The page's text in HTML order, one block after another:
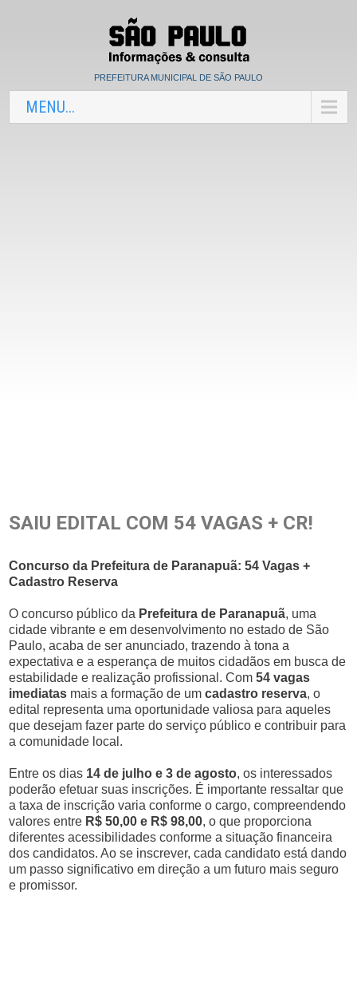
PREFEITURA MUNICIPAL DE SÃO PAULO
MENU...
SAIU EDITAL COM 54 VAGAS + CR!
Concurso da Prefeitura de Paranapuã: 54 Vagas +
Cadastro Reserva
O concurso público da Prefeitura de Paranapuã, uma
cidade vibrante e em desenvolvimento no estado de São
Paulo, acaba de ser anunciado, trazendo à tona a
expectativa e a esperança de muitos cidadãos em busca de
estabilidade e realização profissional. Com54 vagas
imediatas mais a formação de umcadastro reserva, o
edital representa uma oportunidade valiosa para aqueles
que desejam fazer parte do serviço público e contribuir para
a comunidade local.
Entre os dias 14 de julho e 3 de agosto, os interessados
poderão efetuar suas inscrições. É importante ressaltar que
a taxa de inscrição varia conforme o cargo, compreendendo
valores entre R$ 50,00 e R$ 98,00, o que proporciona
diferentes acessibilidades conforme a situação financeira
dos candidatos. Ao se inscrever, cada candidato está dando
um passo significativo em direção a um futuro mais seguro
e promissor.